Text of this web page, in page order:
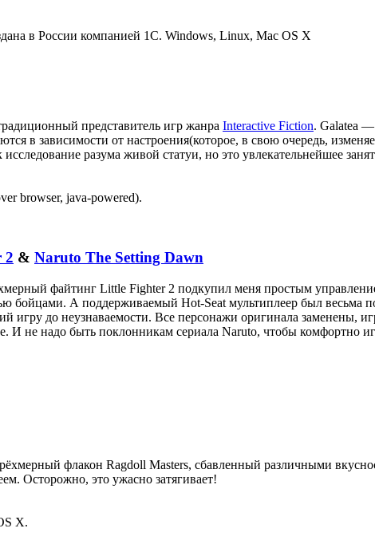
в России компанией 1С. Windows, Linux, Mac OS X
представитель игр жанра Interactive Fiction. Galatea
в зависимости от настроения(которое, в свою очередь,
исследование разума живой статуи, но это увлекательнейшее
browser, java-powered).
2 & Naruto The Setting Dawn
файтинг Little Fighter 2 подкупил меня простым
бойцами. А поддерживаемый Hot-Seat мультиплеер был весьма
игру до неузнаваемости. Все персонажи оригинала заменены,
И не надо быть поклонникам сериала Naruto, чтобы комфортно
флакон Ragdoll Masters, сбавленный различными
Осторожно, это ужасно затягивает!
X.